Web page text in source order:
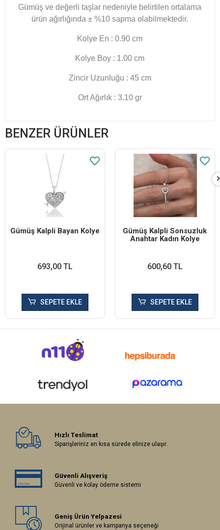
Gümüş ve değerli taşlar nedeniyle belirtilen ortalama
ürün ağırlığında ± %10 sapma olabilmektedir.
Kolye En : 0.90 cm
Kolye Boy : 1.00 cm
Zincir Uzunluğu : 45 cm
Ort Ağırlık : 3.10 gr
BENZER ÜRÜNLER
Gümüş Kalpli Bayan Kolye
693,00 TL
SEPETE EKLE
Gümüş Kalpli Sonsuzluk
Anahtar Kadın Kolye
600,60 TL
SEPETE EKLE
Hızlı Teslimat
Siparişleriniz en kısa sürede elinize ulaşır.
Güvenli Alışveriş
Güvenli ve kolay ödeme sistemi
Geniş Ürün Yelpazesi
Orijinal ürünler ve kampanya seçeneği